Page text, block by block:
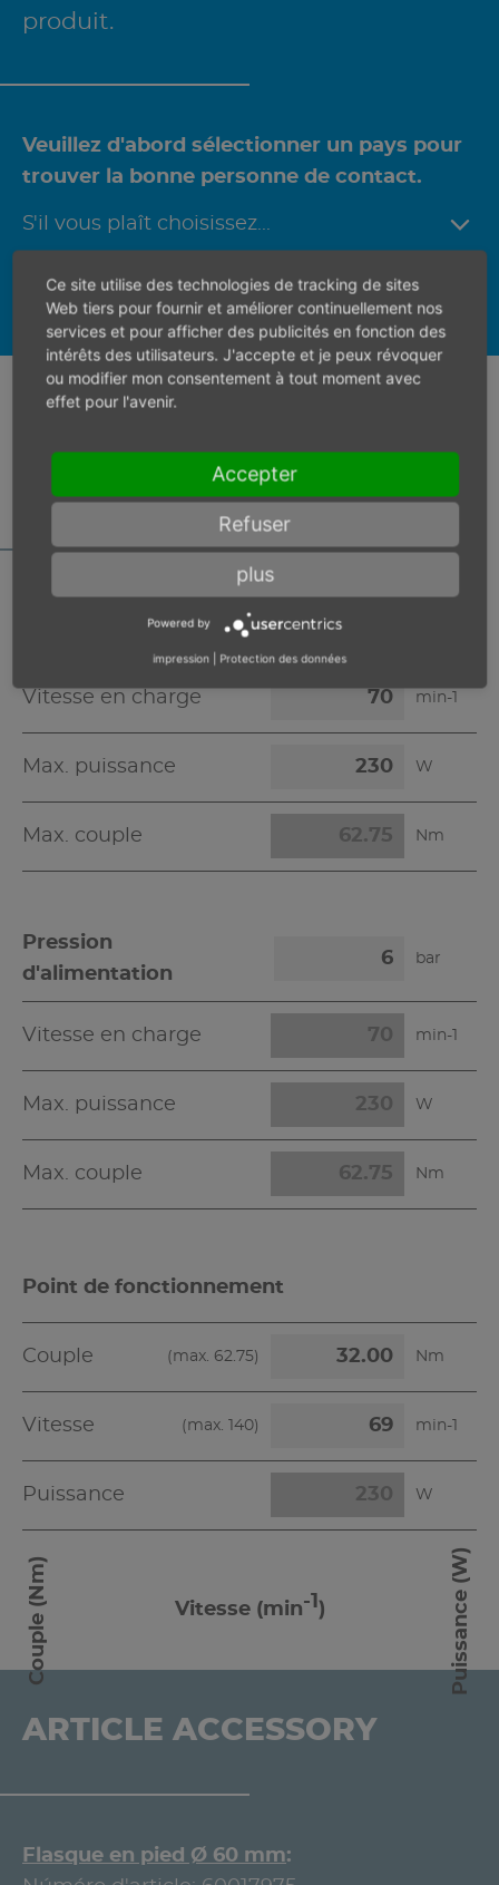
produit.
Veuillez d'abord sélectionner un pays pour
trouver la bonne personne de contact.
CALCULATEUR DES
CARACTÉRISTIQUES
MOTEUR
Pression d'alimentation 6 bar
Vitesse en charge min-1
Max. puissance W
Max. couple Nm
Pression
d'alimentation
bar
Vitesse en charge min-1
Max. puissance W
Max. couple Nm
Point de fonctionnement
Couple (max. 62.75) Nm
Vitesse (max. 140) min-1
Puissance W
Couple (Nm) Puissance (W)
Vitesse (min-1 )
ARTICLE ACCESSORY
Flasque en pied Ø 60 mm
Ce site utilise des technologies de tracking de sites
Web tiers pour fournir et améliorer continuellement nos
services et pour afficher des publicités en fonction des
intérêts des utilisateurs. J'accepte et je peux révoquer
ou modifier mon consentement à tout moment avec
effet pour l'avenir.
Accepter
Refuser
plus
Powered by
impression Protection des données